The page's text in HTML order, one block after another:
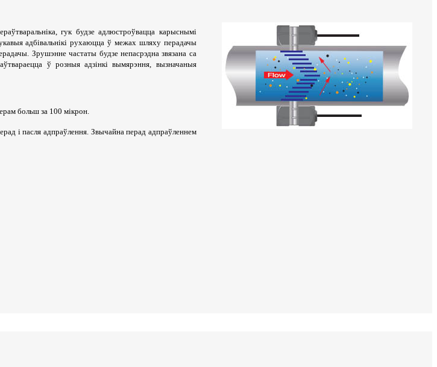
гук будзе адлюстроўвацца карыснымі
адбівальнікі рухаюцца ў межах шляху перадачы
Зрушэнне частаты будзе непасрэдна звязана са
ў розныя адзінкі вымярэння, вызначаныя
больш за 100 мікрон.
і пасля адпраўлення. Звычайна перад адпраўленнем